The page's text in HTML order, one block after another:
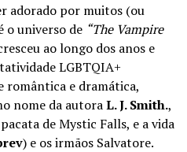
adorado por muitos (ou
o universo de “The Vampire
ao longo dos anos e
LGBTQIA+
romântica e dramática,
nome da autoraL. J. Smith.,
de Mystic Falls, e a vida
) e os irmãos Salvatore.